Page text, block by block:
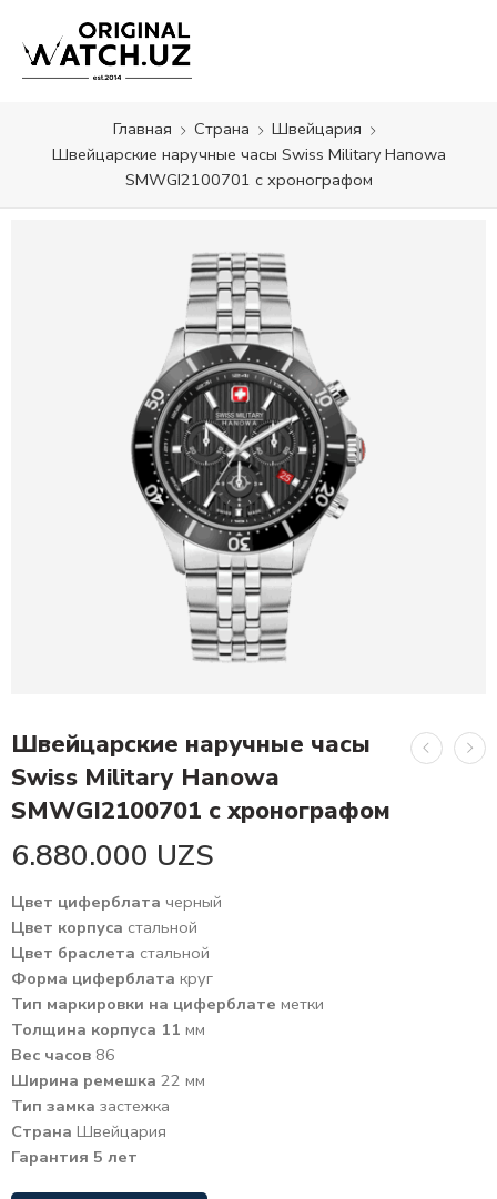
Главная Страна
Швейцария
Швейцарские наручные часы Swiss Military Hanowa
SMWGI2100701 с хронографом
Швейцарские наручные часы
Swiss Military Hanowa
SMWGI2100701 с хронографом
6.880.000 UZS
Цвет циферблата черный
Цвет корпуса стальной
Цвет браслета стальной
Форма циферблата круг
Тип маркировки на циферблате метки
Толщина корпуса 11 мм
Вес часов 86
Ширина ремешка 22 мм
Тип замка застежка
Страна Швейцария
Гарантия 5 лет